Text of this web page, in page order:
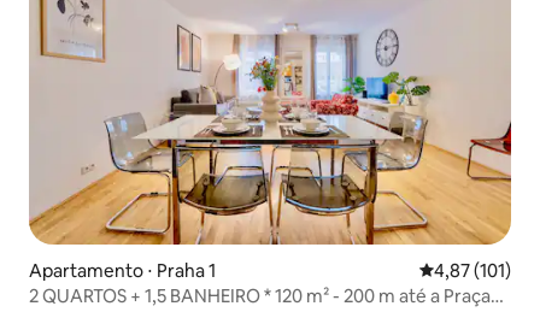
Apartamento ⋅ Praha 1 4,87 de uma
4,87 (101)
2 QUARTOS + 1,5 BANHEIRO * 120 m² - 200 m até a Praça